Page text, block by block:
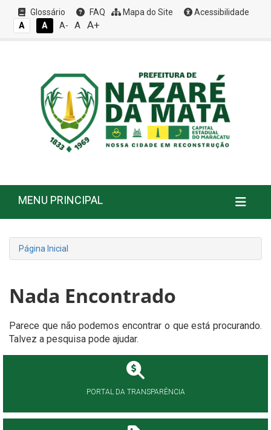
Glossário FAQ Mapa do Site
Acessibilidade
A
A A- A A+
MENU PRINCIPAL
Página Inicial
Nada Encontrado
Parece que não podemos encontrar o que está procurando.
Talvez a pesquisa pode ajudar.
PORTAL DA TRANSPARÊNCIA